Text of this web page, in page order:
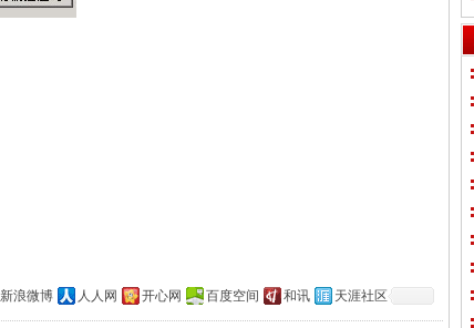
新浪微博 人人网 开心网 百度空间 和讯 天涯社区